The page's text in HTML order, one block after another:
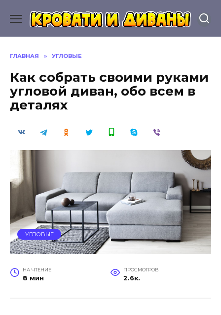
содержанию
ГЛАВНАЯ » УГЛОВЫЕ
Как собрать своими руками
угловой диван, обо всем в
деталях
УГЛОВЫЕ
НА ЧТЕНИЕ
8 мин
ПРОСМОТРОВ
2.6к.